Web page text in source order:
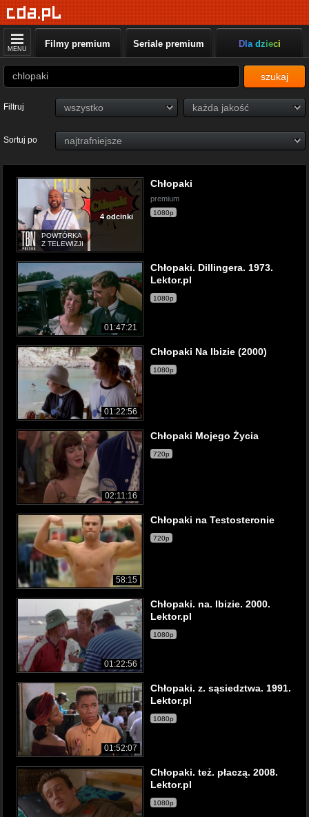
MENU Filmy premium Seriale premium Dla dzieci
szukaj
Filtruj
Sortuj po
4 odcinki
POWTÓRKA
Z TELEWIZJI
Chłopaki
premium
1080p
01:47:21
Chłopaki. Dillingera. 1973.
Lektor.pl
1080p
01:22:56
Chłopaki Na Ibizie (2000)
1080p
02:11:16
Chłopaki Mojego Życia
720p
58:15
Chłopaki na Testosteronie
720p
01:22:56
Chłopaki. na. Ibizie. 2000.
Lektor.pl
1080p
01:52:07
Chłopaki. z. sąsiedztwa. 1991.
Lektor.pl
1080p
Chłopaki. też. płaczą. 2008.
Lektor.pl
1080p